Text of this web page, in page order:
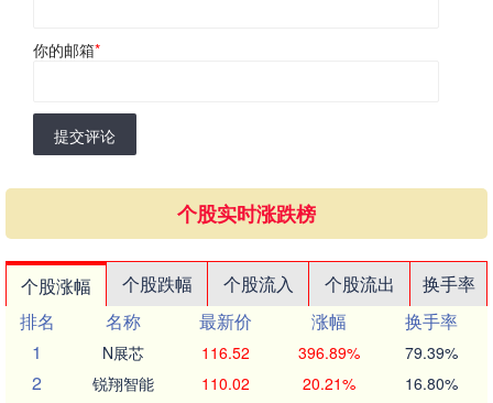
你的邮箱*
提交评论
个股实时涨跌榜
个股涨幅 个股跌幅 个股流入 个股流出
换手率
排名
名称 最新价 涨幅
换手率
1
N展芯 116.52 396.89% 79.39%
2 锐翔智能 110.02 20.21% 16.80%